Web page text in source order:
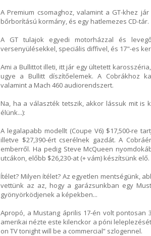
A Premium csomaghoz, valamint a GT-khez
bőrborítású kormány, és egy hatlemezes CD-tár.
A GT tulajok egyedi motorházzal és
versenyülésekkel, speciális diffivel, és 17"-es
Ami a Bullittot illeti, itt jár egy ültetett
ugye a Bullitt díszítőelemek. A Cobrákhoz
valamint a Mach 460 audiorendszert.
Na, ha a választék tetszik, akkor lássuk mit is
élünk...):
A legalapabb modellt (Coupe V6) $17,500-re
illetve $27,390-ért cserélnek gazdát. A
emberről. Ha pedig Steve McQueen
utcákon, előbb $26,230-at (+ vám) készítsünk elő.
Ítélet? Milyen ítélet? Az egyetlen mentségünk,
vettünk az az, hogy a garázsunkban egy
gyönyörködjenek a képekben...
Apropó, a Mustang április 17-én volt pontosan
amerikai nézte este kilenckor a póni
on TV tonight will be a commercial” szlogennel.